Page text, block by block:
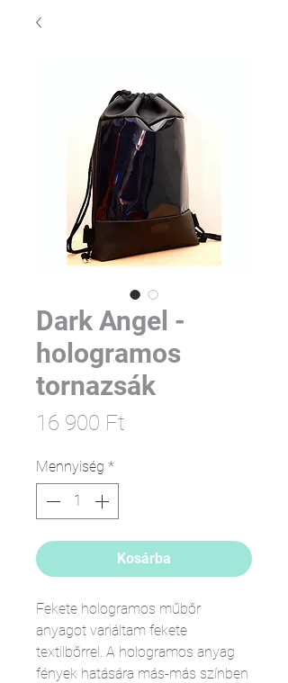
Dark Angel -
hologramos
tornazsák
16 900 Ft
Mennyiség *
Kosárba
Fekete hologramos műbőr
anyagot variáltam fekete
textilbőrrel. A hologramos anyag
fények hatására más-más színben